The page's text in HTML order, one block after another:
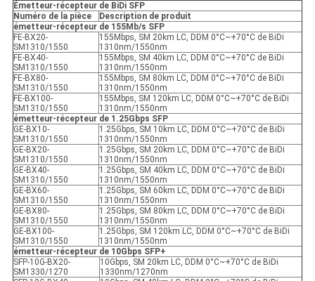
Émetteur-récepteur de BiDi SFP
Numéro de la pièce
Description de produit
émetteur-récepteur de 155Mb/s SFP
FE-BX20-
SM1310/1550
155Mbps, SM 20km LC, DDM 0°C~+70°C de BiDi
1310nm/1550nm
FE-BX40-
SM1310/1550
155Mbps, SM 40km LC, DDM 0°C~+70°C de BiDi
1310nm/1550nm
FE-BX80-
SM1310/1550
155Mbps, SM 80km LC, DDM 0°C~+70°C de BiDi
1310nm/1550nm
FE-BX100-
SM1310/1550
155Mbps, SM 120km LC, DDM 0°C~+70°C de BiDi
1310nm/1550nm
émetteur-récepteur de 1.25Gbps SFP
GE-BX10-
SM1310/1550
1.25Gbps, SM 10km LC, DDM 0°C~+70°C de BiDi
1310nm/1550nm
GE-BX20-
SM1310/1550
1.25Gbps, SM 20km LC, DDM 0°C~+70°C de BiDi
1310nm/1550nm
GE-BX40-
SM1310/1550
1.25Gbps, SM 40km LC, DDM 0°C~+70°C de BiDi
1310nm/1550nm
GE-BX60-
SM1310/1550
1.25Gbps, SM 60km LC, DDM 0°C~+70°C de BiDi
1310nm/1550nm
GE-BX80-
SM1310/1550
1.25Gbps, SM 80km LC, DDM 0°C~+70°C de BiDi
1310nm/1550nm
GE-BX100-
SM1310/1550
1.25Gbps, SM 120km LC, DDM 0°C~+70°C de BiDi
1310nm/1550nm
émetteur-récepteur de 10Gbps SFP+
SFP-10G-BX20-
SM1330/1270
10Gbps, SM 20km LC, DDM 0°C~+70°C de BiDi
1330nm/1270nm